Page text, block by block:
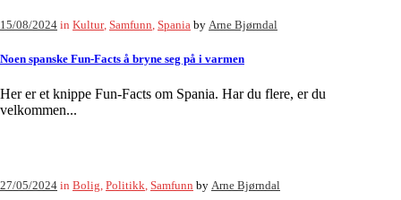
15/08/2024 in Kultur, Samfunn Spania by Arne Bjørndal
Noen spanske Fun-Facts å bryne seg på i varmen
Her er et knippe Fun-Facts om Spania. Har du flere, er du
velkommen...
27/05/2024 in Bolig, Politikk, Samfunn by Arne Bjørndal